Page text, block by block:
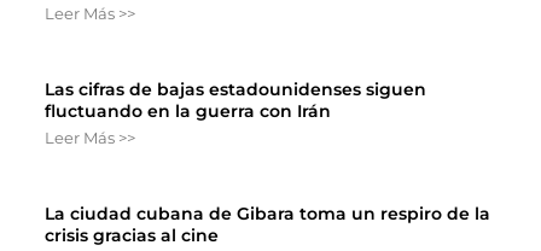
Leer Más >>
Las cifras de bajas estadounidenses siguen
fluctuando en la guerra con Irán
Leer Más >>
La ciudad cubana de Gibara toma un respiro de la
crisis gracias al cine